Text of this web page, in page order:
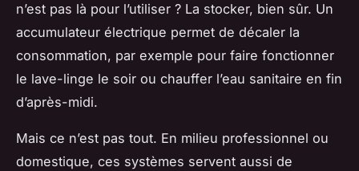
n’est pas là pour l’utiliser ? La stocker, bien sûr. Un
accumulateur électrique permet de décaler la
consommation, par exemple pour faire fonctionner
le lave-linge le soir ou chauffer l’eau sanitaire en fin
d’après-midi.
Mais ce n’est pas tout. En milieu professionnel ou
domestique, ces systèmes servent aussi de